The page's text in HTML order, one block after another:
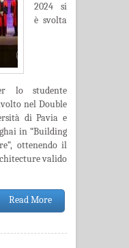
2024 si
è svolta
lo studente
nel Double
di Pavia e
in “Building
ottenendo il
valido
Read More